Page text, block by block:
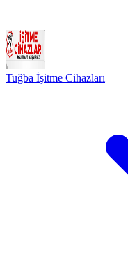
Tuğba İşitme Cihazları